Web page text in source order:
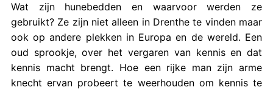
Wat zijn hunebedden en waarvoor werden ze
gebruikt? Ze zijn niet alleen in Drenthe te vinden maar
ook op andere plekken in Europa en de wereld. Een
oud sprookje, over het vergaren van kennis en dat
kennis macht brengt. Hoe een rijke man zijn arme
knecht ervan probeert te weerhouden om kennis te